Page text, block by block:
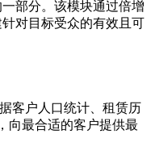
部分。该模块通过倍增
对目标受众的有效且可
客户人口统计、租赁历
向最合适的客户提供最